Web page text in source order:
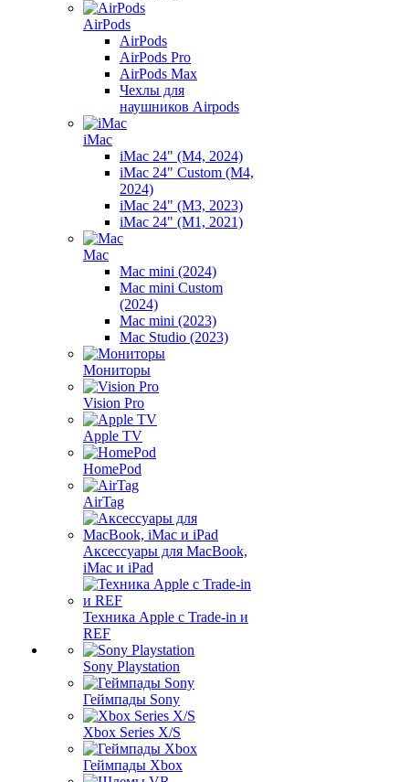
AirPods
AirPods
AirPods Pro
AirPods Max
Чехлы для
наушников Airpods
iMac
iMac 24" (M4, 2024)
iMac 24" Custom (M4,
2024)
iMac 24" (M3, 2023)
iMac 24" (M1, 2021)
Mac
Mac mini (2024)
Mac mini Custom
(2024)
Mac mini (2023)
Mac Studio (2023)
Мониторы
Vision Pro
Apple TV
HomePod
AirTag
Аксессуары для MacBook,
iMac и iPad
Техника Apple с Trade-in и
REF
Sony Playstation
Геймпады Sony
Xbox Series X/S
Геймпады Xbox